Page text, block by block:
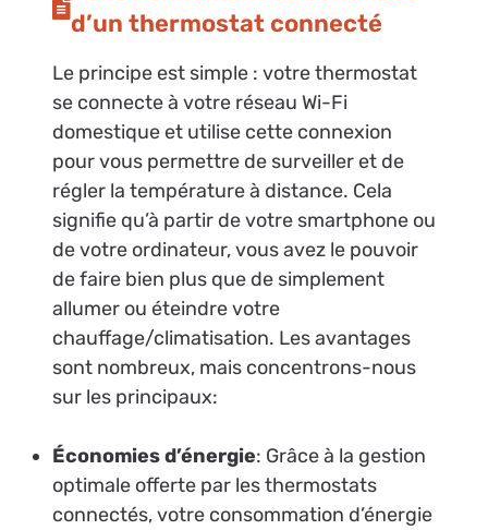
d’un thermostat connecté
Le principe est simple : votre thermostat
se connecte à votre réseau Wi-Fi
domestique et utilise cette connexion
pour vous permettre de surveiller et de
régler la température à distance. Cela
signifie qu’à partir de votre smartphone ou
de votre ordinateur, vous avez le pouvoir
de faire bien plus que de simplement
allumer ou éteindre votre
chauffage/climatisation. Les avantages
sont nombreux, mais concentrons-nous
sur les principaux:
Économies d’énergie: Grâce à la gestion
optimale offerte par les thermostats
connectés, votre consommation d’énergie